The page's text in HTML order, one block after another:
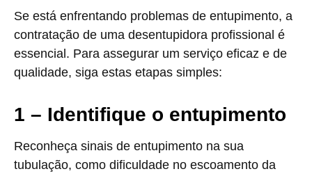
Se está enfrentando problemas de entupimento, a
contratação de uma desentupidora profissional é
essencial. Para assegurar um serviço eficaz e de
qualidade, siga estas etapas simples:
1 – Identifique o entupimento
Reconheça sinais de entupimento na sua
tubulação, como dificuldade no escoamento da